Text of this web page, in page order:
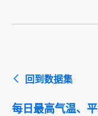
回到数据集
每日最高气温、